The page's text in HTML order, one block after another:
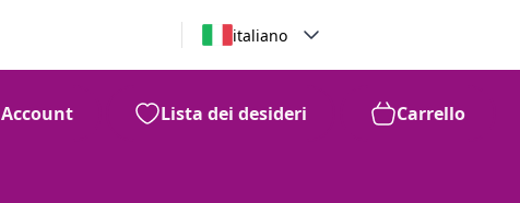
italiano
Account Lista dei desideri Carrello